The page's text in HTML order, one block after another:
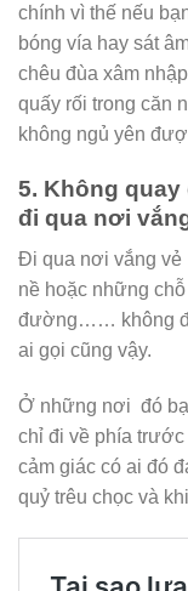
chính vì thế nếu
bóng vía hay sát
chêu đùa xâm
quấy rối trong căn
không ngủ yên
5. Không
đi qua nơi
Đi qua nơi vắng vẻ
nề hoặc những
đường…… không
ai gọi cũng vậy.
Ở những nơi đó
chỉ đi về phía
cảm giác có ai đó
quỷ trêu chọc và